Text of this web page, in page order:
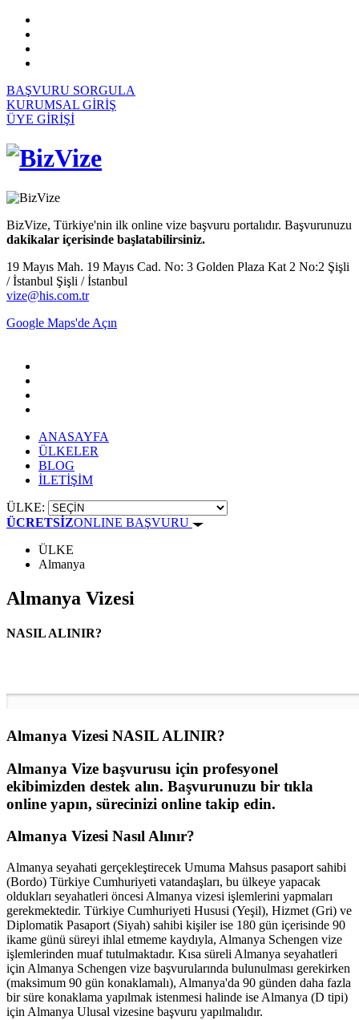
BAŞVURU SORGULA
KURUMSAL GİRİŞ
ÜYE GİRİŞİ
BizVize, Türkiye'nin ilk online vize başvuru portalıdır. Başvurunuzu
dakikalar içerisinde başlatabilirsiniz.
19 Mayıs Mah. 19 Mayıs Cad. No: 3 Golden Plaza Kat 2 No:2 Şişli
/ İstanbul Şişli / İstanbul
vize@his.com.tr
Google Maps'de Açın
ANASAYFA
ÜLKELER
BLOG
İLETİŞİM
ÜLKE:
ÜCRETSİZONLINE BAŞVURU
ÜLKE
Almanya
Almanya Vizesi
NASIL ALINIR?
Almanya Vizesi NASIL ALINIR?
Almanya Vize başvurusu için profesyonel
ekibimizden destek alın. Başvurunuzu bir tıkla
online yapın, sürecinizi online takip edin.
Almanya Vizesi Nasıl Alınır?
Almanya seyahati gerçekleştirecek Umuma Mahsus pasaport sahibi
(Bordo) Türkiye Cumhuriyeti vatandaşları, bu ülkeye yapacak
oldukları seyahatleri öncesi Almanya vizesi işlemlerini yapmaları
gerekmektedir. Türkiye Cumhuriyeti Hususi (Yeşil), Hizmet (Gri) ve
Diplomatik Pasaport (Siyah) sahibi kişiler ise 180 gün içerisinde 90
ikame günü süreyi ihlal etmeme kaydıyla, Almanya Schengen vize
işlemlerinden muaf tutulmaktadır. Kısa süreli Almanya seyahatleri
için Almanya Schengen vize başvurularında bulunulması gerekirken
(maksimum 90 gün konaklamalı), Almanya'da 90 günden daha fazla
bir süre konaklama yapılmak istenmesi halinde ise Almanya (D tipi)
için Almanya Ulusal vizesine başvuru yapılmalıdır.